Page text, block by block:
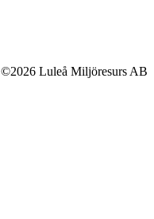
©2026 Luleå Miljöresurs AB